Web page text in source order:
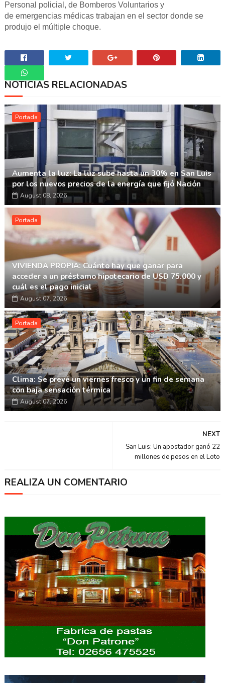
Personal policial, de Bomberos Voluntarios y
de emergencias médicas trabajan en el sector donde se
produjo el múltiple choque.
Whatsapp
NOTICIAS RELACIONADAS
Portada
Aumenta la luz: La luz sube hasta un 30% en San Luis
por los nuevos precios de la energía que fijó Nación
August 08, 2026
Portada
VIVIENDA PROPIA: Cuánto hay que ganar para
acceder a un préstamo hipotecario de USD 75.000 y
cuál es el pago inicial
August 07, 2026
Portada
Clima: Se prevé un viernes fresco y un fin de semana
con baja sensación térmica
August 07, 2026
NEXT
San Luis: Un apostador ganó 22
millones de pesos en el Loto
REALIZA UN COMENTARIO